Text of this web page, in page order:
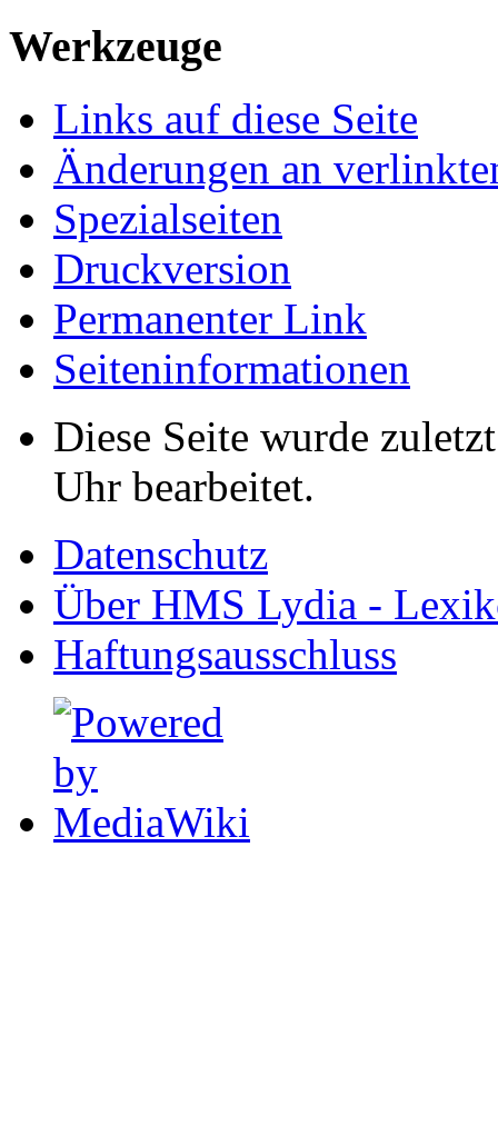
Werkzeuge
Links auf diese Seite
Änderungen an
Spezialseiten
Druckversion
Permanenter Link
Seiten­informationen
Diese Seite wurde
Uhr bearbeitet.
Datenschutz
Über HMS Lydia -
Haftungsausschluss